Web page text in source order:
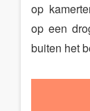
op
op een
buiten het